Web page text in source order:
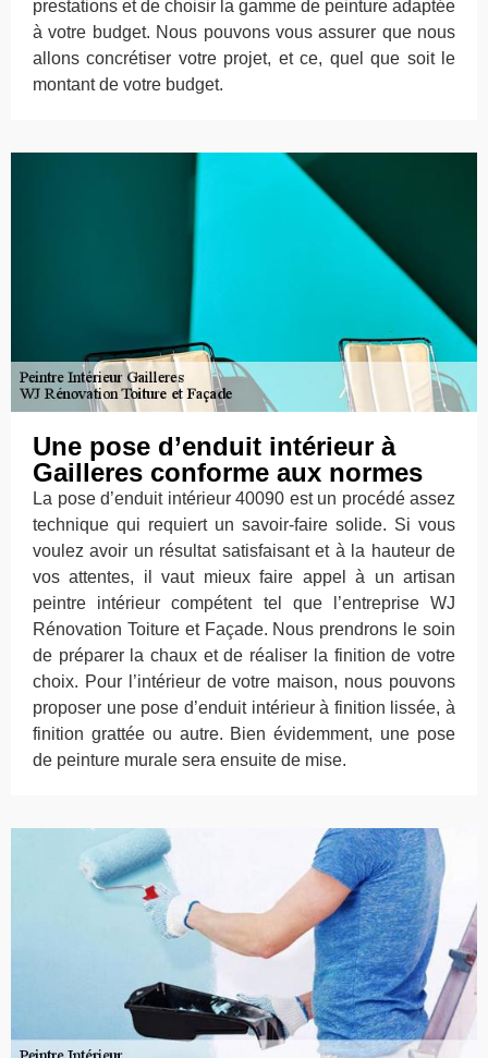
prestations et de choisir la gamme de peinture adaptée
à votre budget. Nous pouvons vous assurer que nous
allons concrétiser votre projet, et ce, quel que soit le
montant de votre budget.
Une pose d’enduit intérieur à
Gailleres conforme aux normes
La pose d’enduit intérieur 40090 est un procédé assez
technique qui requiert un savoir-faire solide. Si vous
voulez avoir un résultat satisfaisant et à la hauteur de
vos attentes, il vaut mieux faire appel à un artisan
peintre intérieur compétent tel que l’entreprise WJ
Rénovation Toiture et Façade. Nous prendrons le soin
de préparer la chaux et de réaliser la finition de votre
choix. Pour l’intérieur de votre maison, nous pouvons
proposer une pose d’enduit intérieur à finition lissée, à
finition grattée ou autre. Bien évidemment, une pose
de peinture murale sera ensuite de mise.